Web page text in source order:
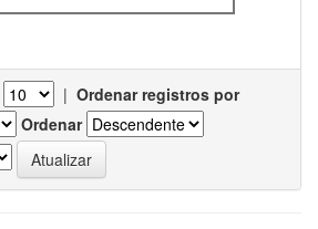
| Ordenar registros por
Ordenar